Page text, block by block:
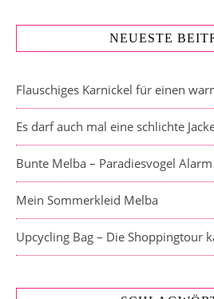
NEUESTE
Flauschiges Karnickel für einen
Es darf auch mal eine schlichte
Bunte Melba – Paradiesvogel Alarm
Mein Sommerkleid Melba
Upcycling Bag – Die Shoppingtour